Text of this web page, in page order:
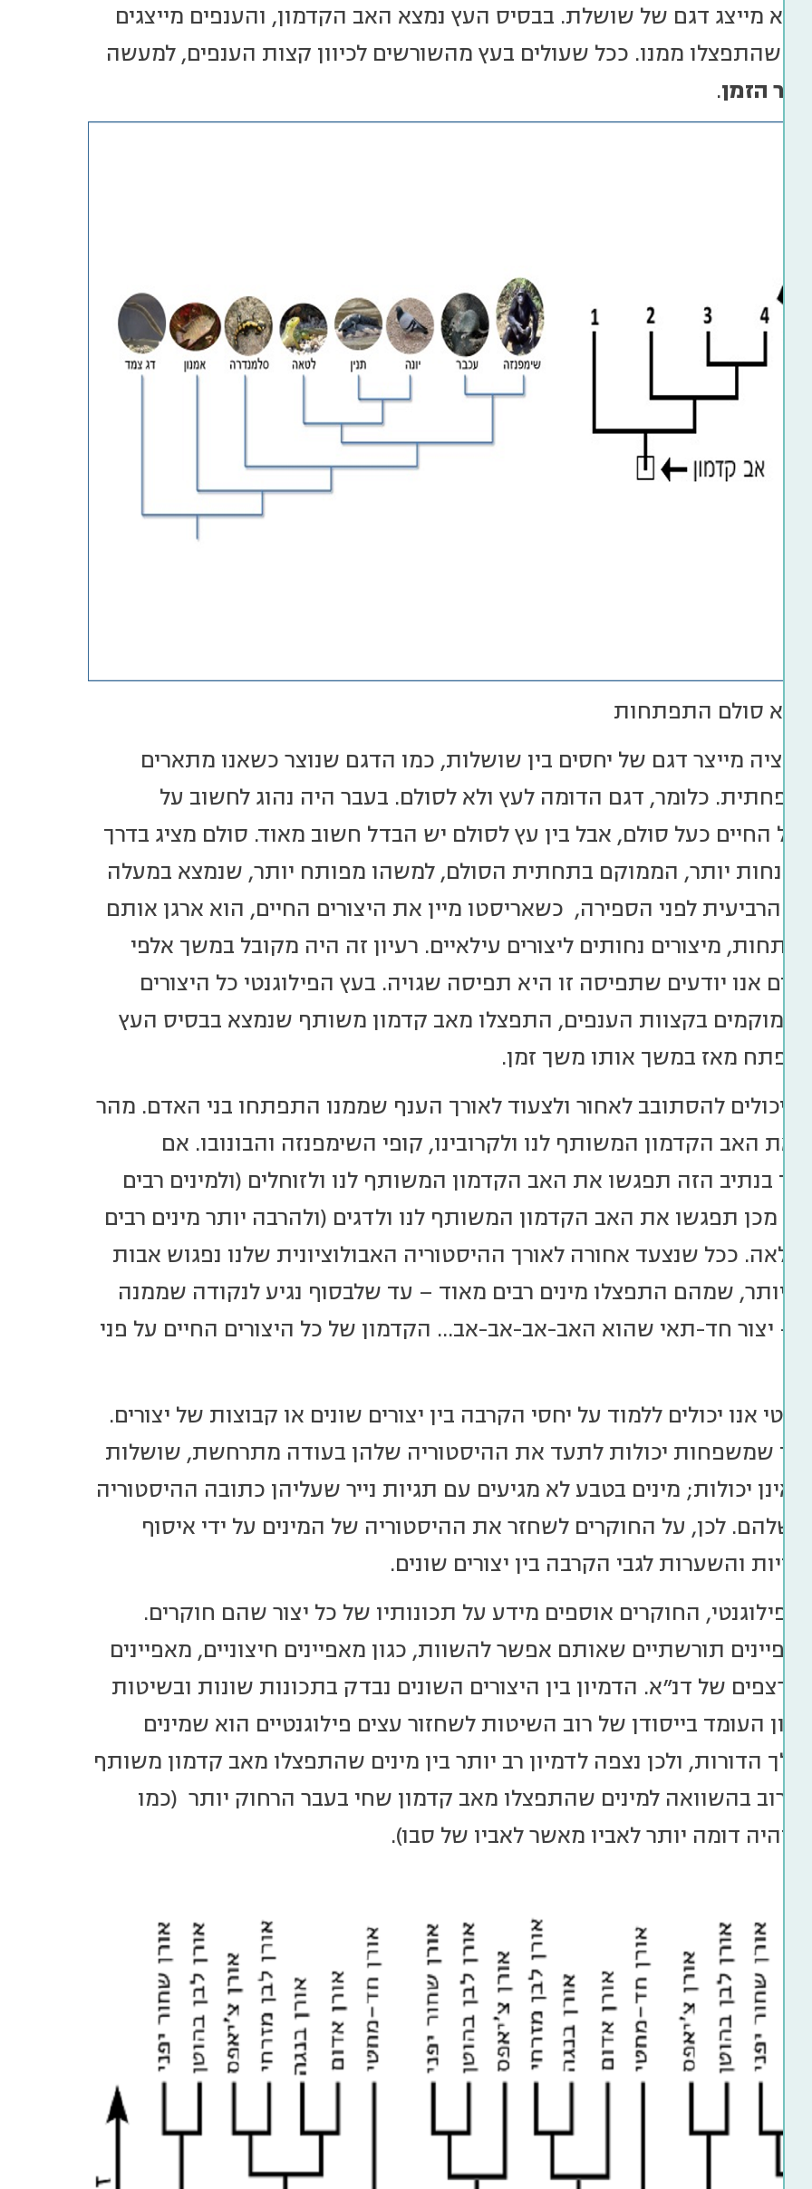
הוא מייצג דגם של שושלת. בבסיס העץ נמצא האב הקדמון, והענפים מייצגים
שהתפצלו ממנו. ככל שעולים בעץ מהשורשים לכיוון קצות הענפים, למעשה
בציר הזמן.
ולא סולם התפתחות
מייצר דגם של יחסים בין שושלות, כמו הדגם שנוצר כשאנו מתארים
משפחתית. כלומר, דגם הדומה לעץ ולא לסולם. בעבר היה נהוג לחשוב על
של החיים כעל סולם, אבל בין עץ לסולם יש הבדל חשוב מאוד. סולם מציג בדרך
נחות יותר, הממוקם בתחתית הסולם, למשהו מפותח יותר, שנמצא במעלה
הרביעית לפני הספירה, כשאריסטו מיין את היצורים החיים, הוא ארגן אותם
מיצורים נחותים ליצורים עילאיים. רעיון זה היה מקובל במשך אלפי
כיום אנו יודעים שתפיסה זו היא תפיסה שגויה. בעץ הפילוגנטי כל היצורים
וממוקמים בקצוות הענפים, התפצלו מאב קדמון משותף שנמצא בבסיס העץ
מאז במשך אותו משך זמן.
יכולים להסתובב לאחור ולצעוד לאורך הענף שממנו התפתחו בני האדם. מהר
את האב הקדמון המשותף לנו ולקרובינו, קופי השימפנזה והבונובו. אם
בנתיב הזה תפגשו את האב הקדמון המשותף לנו ולזוחלים (ולמינים רבים
מכן תפגשו את האב הקדמון המשותף לנו ולדגים (ולהרבה יותר מינים רבים
הלאה. ככל שנצעד אחורה לאורך ההיסטוריה האבולוציונית שלנו נפגוש אבות
ויותר, שמהם התפצלו מינים רבים מאוד – עד שלבסוף נגיע לנקודה שממנה
– יצור חד-תאי שהוא האב-אב-אב-אב… הקדמון של כל היצורים החיים על פני
אנו יכולים ללמוד על יחסי הקרבה בין יצורים שונים או קבוצות של יצורים.
שמשפחות יכולות לתעד את ההיסטוריה שלהן בעודה מתרחשת, שושלות
אינן יכולות; מינים בטבע לא מגיעים עם תגיות נייר שעליהן כתובה ההיסטוריה
שלהם. לכן, על החוקרים לשחזר את ההיסטוריה של המינים על ידי איסוף
עדויות והשערות לגבי הקרבה בין יצורים שונים.
עץ פילוגנטי, החוקרים אוספים מידע על תכונותיו של כל יצור שהם חוקרים.
מאפיינים תורשתיים שאותם אפשר להשוות, כגון מאפיינים חיצוניים, מאפיינים
ורצפים של דנ"א. הדמיון בין היצורים השונים נבדק בתכונות שונות ובשיטות
העומד בייסודן של רוב השיטות לשחזור עצים פילוגנטיים הוא שמינים
הדורות, ולכן נצפה לדמיון רב יותר בין מינים שהתפצלו מאב קדמון משותף
בהשוואה למינים שהתפצלו מאב קדמון שחי בעבר הרחוק יותר (כמו
יהיה דומה יותר לאביו מאשר לאביו של סבו).